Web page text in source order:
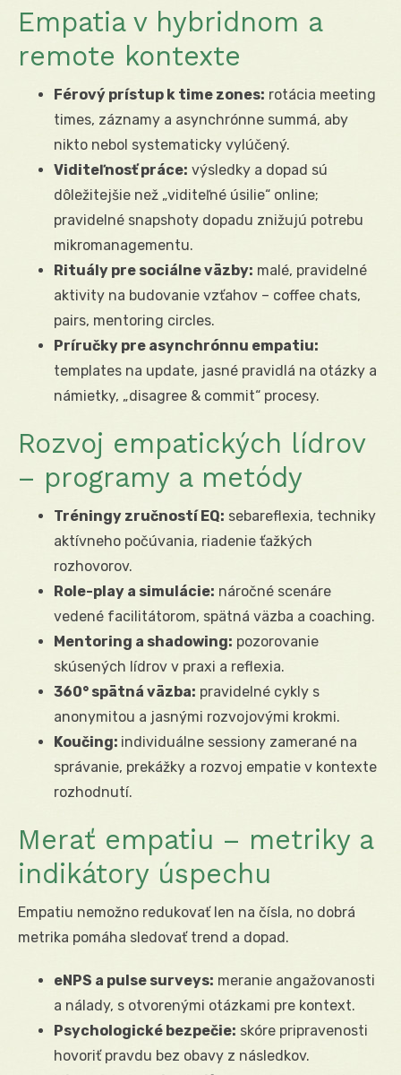
Empatia v hybridnom a
remote kontexte
Férový prístup k time zones: rotácia meeting
times, záznamy a asynchrónne summá, aby
nikto nebol systematicky vylúčený.
Viditeľnosť práce: výsledky a dopad sú
dôležitejšie než „viditeľné úsilie“ online;
pravidelné snapshoty dopadu znižujú potrebu
mikromanagementu.
Rituály pre sociálne väzby: malé, pravidelné
aktivity na budovanie vzťahov – coffee chats,
pairs, mentoring circles.
Príručky pre asynchrónnu empatiu:
templates na update, jasné pravidlá na otázky a
námietky, „disagree & commit“ procesy.
Rozvoj empatických lídrov
– programy a metódy
Tréningy zručností EQ: sebareflexia, techniky
aktívneho počúvania, riadenie ťažkých
rozhovorov.
Role-play a simulácie: náročné scenáre
vedené facilitátorom, spätná väzba a coaching.
Mentoring a shadowing: pozorovanie
skúsených lídrov v praxi a reflexia.
360° spätná väzba: pravidelné cykly s
anonymitou a jasnými rozvojovými krokmi.
Koučing: individuálne sessiony zamerané na
správanie, prekážky a rozvoj empatie v kontexte
rozhodnutí.
Merať empatiu – metriky a
indikátory úspechu
Empatiu nemožno redukovať len na čísla, no dobrá
metrika pomáha sledovať trend a dopad.
eNPS a pulse surveys: meranie angažovanosti
a nálady, s otvorenými otázkami pre kontext.
Psychologické bezpečie: skóre pripravenosti
hovoriť pravdu bez obavy z následkov.